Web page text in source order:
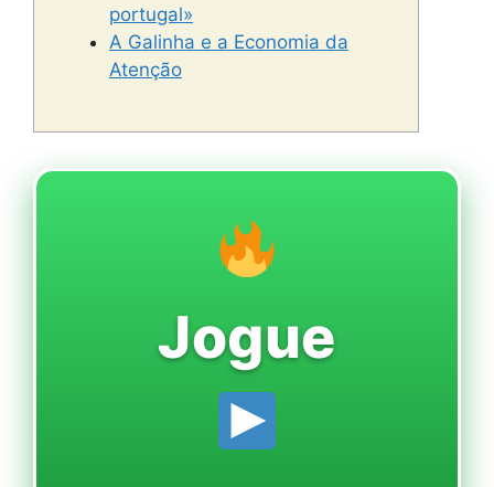
portugal»
A Galinha e a Economia da
Atenção
Jogue